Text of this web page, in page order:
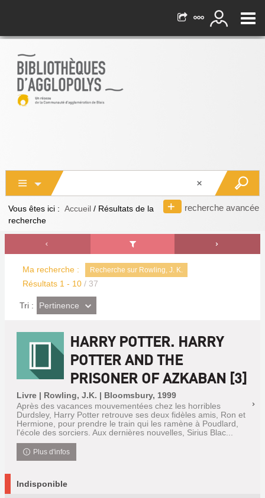
recherche avancée
Vous êtes ici : Accueil / Résultats de la
recherche
Ma recherche : Recherche sur Rowling, J. K.
Résultats 1 - 10 / 37
Tri : (Effet
imédiat)
Pertinence
HARRY POTTER. HARRY
POTTER AND THE
PRISONER OF AZKABAN [3]
Livre | Rowling, J.K. | Bloomsbury, 1999
Après des vacances mouvementées chez les horribles
Durdsley, Harry Potter retrouve ses deux fidèles amis, Ron et
Hermione, pour prendre le train qui les ramène à Poudlard,
l'école des sorciers. Aux dernières nouvelles, Sirius Blac...
Plus d'infos
Indisponible